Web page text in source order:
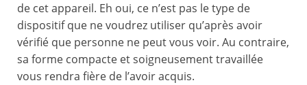
de cet appareil. Eh oui, ce n’est pas le type de
dispositif que ne voudrez utiliser qu’après avoir
vérifié que personne ne peut vous voir. Au contraire,
sa forme compacte et soigneusement travaillée
vous rendra fière de l’avoir acquis.